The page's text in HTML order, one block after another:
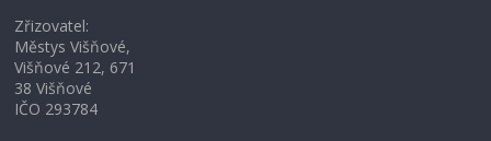
Zřizovatel:
Městys Višňové,
Višňové 212, 671
38 Višňové
IČO 293784